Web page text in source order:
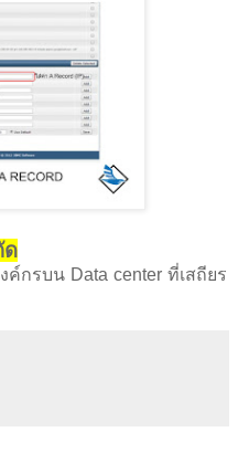
ด
กรบน Data center ที่เสถียร